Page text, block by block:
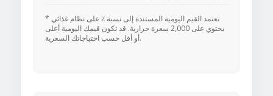
* تعتمد القيم اليومية المستندة إلى نسبة ٪ على نظام غذائي
يحتوي على 2,000 سعرة حرارية. قد تكون قيمك اليومية أعلى
أو أقل حسب احتياجاتك السعرية.